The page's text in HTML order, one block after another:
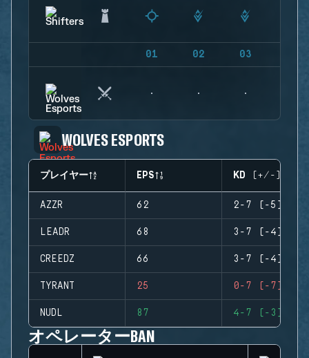
01 02 03
WOLVES ESPORTS
プレイヤー EPS KD (+/-)
AZZR 62 2-7 (-5)
LEADR 68 3-7 (-4)
CREEDZ 66 3-7 (-4)
TYRANT 25 0-7 (-7)
NUDL 87 4-7 (-3)
オペレーターBAN